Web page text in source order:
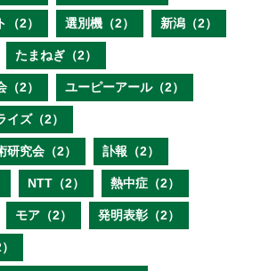
2） 選別機（2） 新潟（2）
たまねぎ（2）
2） ユーピーアール（2）
ズ（2）
研究会（2） 訃報（2）
NTT（2） 熱中症（2）
モア（2） 発明表彰（2）